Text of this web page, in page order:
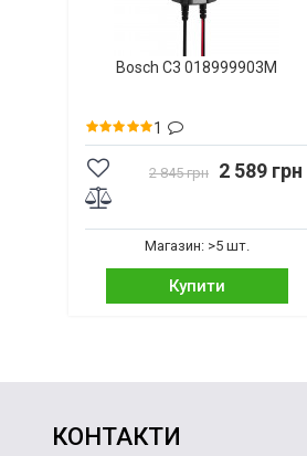
Bosch C3 018999903M
1
2 845 грн 2 589 грн
Магазин: >5 шт.
Купити
КОНТАКТИ